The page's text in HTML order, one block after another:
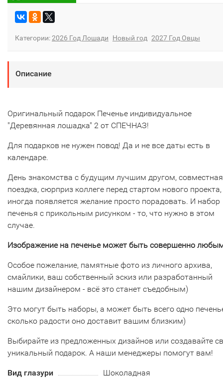
Категории:2026 Год Лошади Новый год 2027 Год Овцы
Описание
Оригинальный подарок Печенье индивидуальное
"Деревянная лошадка" 2 от СПЕЧНАЗ!
Для подарков не нужен повод! Да и не все даты есть в
календаре.
День знакомства с будущим лучшим другом, совместная
поездка, сюрприз коллеге перед стартом нового
иногда появляется желание просто порадовать. И набор
печенья с прикольным рисунком - то, что нужно в этом
случае.
Изображение на печенье может быть совершенно
Особое пожелание, памятные фото из личного архива,
смайлики, ваш собственный эскиз или разработанный
нашим дизайнером - всё это станет съедобным)
Это могут быть наборы, а может быть всего одно
сколько радости оно доставит вашим близким)
Выбирайте из предложенных дизайнов или создавайте
уникальный подарок. А наши менеджеры помогут вам!
Вид глазури
Шоколадная